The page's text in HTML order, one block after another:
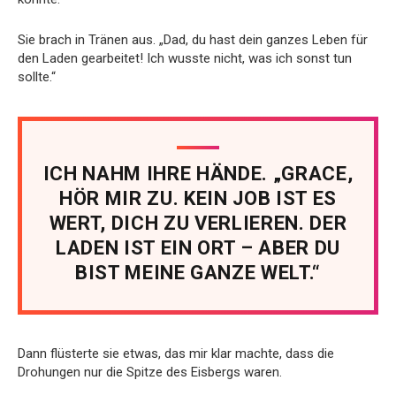
Sie brach in Tränen aus. „Dad, du hast dein ganzes Leben für
den Laden gearbeitet! Ich wusste nicht, was ich sonst tun
sollte.“
ICH NAHM IHRE HÄNDE. „GRACE,
HÖR MIR ZU. KEIN JOB IST ES
WERT, DICH ZU VERLIEREN. DER
LADEN IST EIN ORT – ABER DU
BIST MEINE GANZE WELT.“
Dann flüsterte sie etwas, das mir klar machte, dass die
Drohungen nur die Spitze des Eisbergs waren.